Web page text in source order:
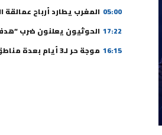
05:00 المغرب يطارد أرباح عمالقة
17:22 الحوثيون يعلنون ضرب
16:15 موجة حر لـ3 أيام بعدة مناطق